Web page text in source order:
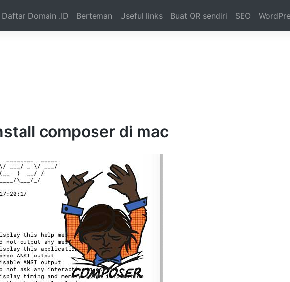
Daftar Domain .ID Berteman Useful links Buat QR sendiri SEO
composer di mac